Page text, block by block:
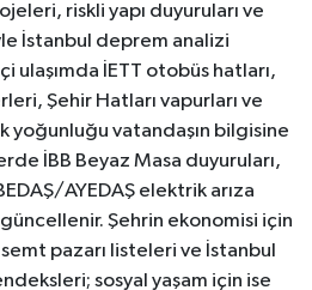
riskli yapı duyuruları ve
İstanbul deprem analizi
ulaşımda İETT otobüs hatları,
Şehir Hatları vapurları ve
yoğunluğu vatandaşın bilgisine
İBB Beyaz Masa duyuruları,
AYEDAŞ elektrik arıza
Şehrin ekonomisi için
pazarı listeleri ve İstanbul
sosyal yaşam için ise